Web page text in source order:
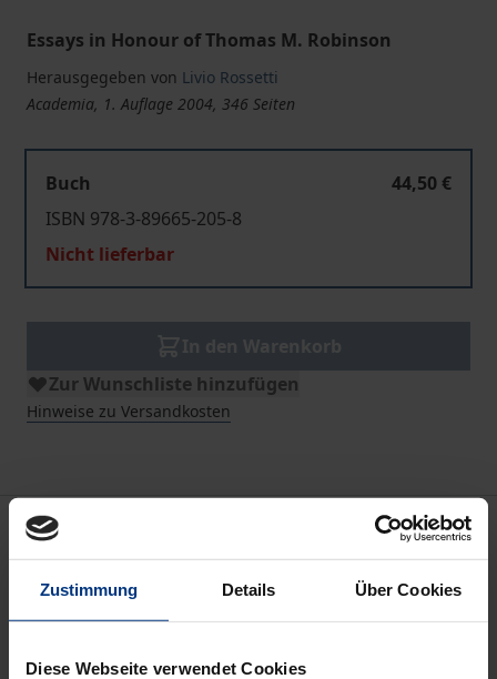
Zustimmung Details Über Cookies
Diese Webseite verwendet Cookies
Essays in Honour of Thomas M. Robinson
Herausgegeben von Livio Rossetti
Academia, 1. Auflage 2004, 346 Seiten
Buch
44,50 €
ISBN 978-3-89665-205-8
Nicht lieferbar
Zur Wunschliste hinzufügen
Hinweise zu Versandkosten
Bibliografische Angaben
Auflage